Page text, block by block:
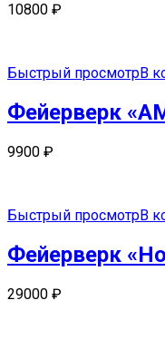
10800 ₽
Быстрый просмотрВ
Фейерверк
9900 ₽
Быстрый просмотрВ
Фейерверк
29000 ₽